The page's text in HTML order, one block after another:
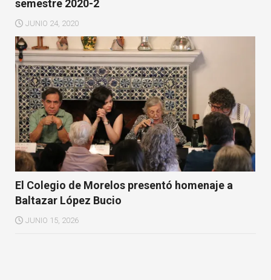
semestre 2020-2
JUNIO 24, 2020
El Colegio de Morelos presentó homenaje a
Baltazar López Bucio
JUNIO 15, 2026